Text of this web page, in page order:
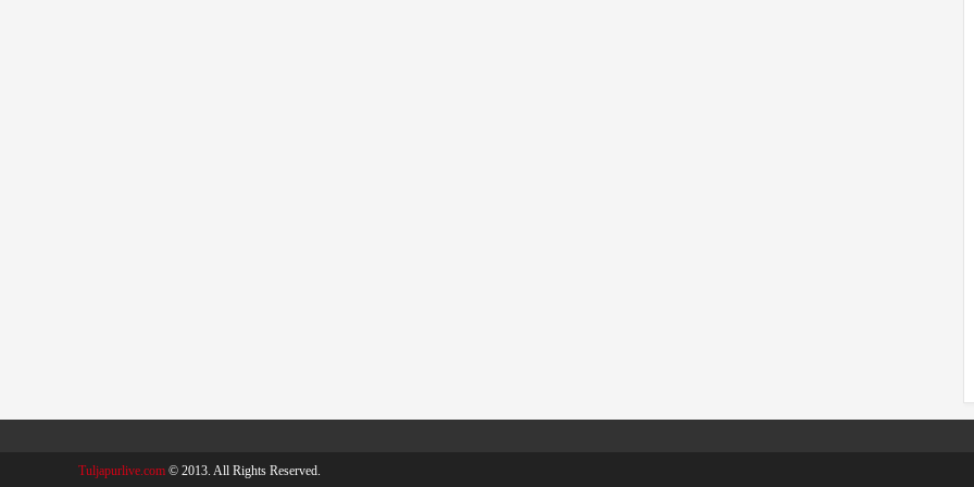
Tuljapurlive.com © 2013. All Rights Reserved.